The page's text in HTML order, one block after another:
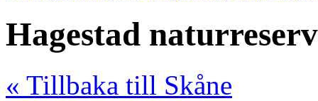
Hagestad
« Tillbaka till Skåne